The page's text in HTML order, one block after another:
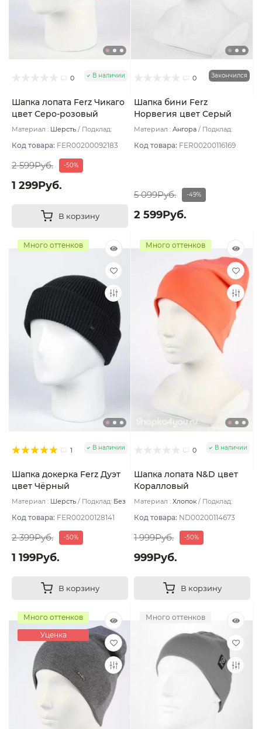
0 В наличии
Шапка лопата Ferz Чикаго
цвет Серо-розовый
Материал : Шерсть
Подклад:
Код товара: FER00200092183
2 599Руб. -50%
1 299Руб.
В корзину
0 Закончился
Шапка бини Ferz
Норвегия цвет Серый
темный
Материал : Ангора
Подклад:
Код товара: FER00200116169
5 099Руб. -49%
2 599Руб.
Много оттенков
1 В наличии
Шапка докерка Ferz Дуэт
цвет Чёрный
Материал : Шерсть Подклад: Без
Код товара: FER00200128141
2 399Руб. -50%
1 199Руб.
В корзину
Много оттенков
0 В наличии
Шапка лопата N&D цвет
Коралловый
Материал : Хлопок
Подклад:
Код товара: ND00200114673
1 999Руб. -50%
999Руб.
В корзину
Много оттенков
Уценка
Много оттенков